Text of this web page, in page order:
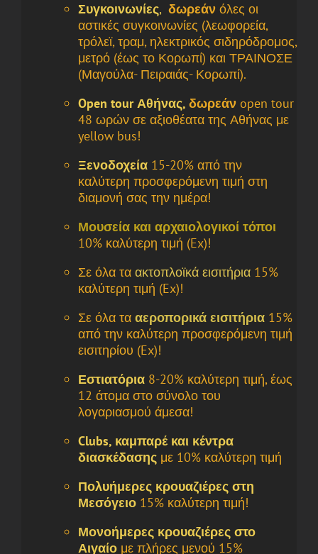
Συγκοινωνίες, δωρεάν όλες οι
αστικές συγκοινωνίες (λεωφορεία,
τρόλεϊ, τραμ, ηλεκτρικός σιδηρόδρομος,
μετρό (έως το Κορωπί) και ΤΡΑΙΝΟΣΕ
(Μαγούλα- Πειραιάς- Κορωπί).
Open tour Αθήνας, δωρεάν open tour
48 ωρών σε αξιοθέατα της Αθήνας με
yellow bus!
Ξενοδοχεία 15-20% από την
καλύτερη προσφερόμενη τιμή στη
διαμονή σας την ημέρα!
Μουσεία και αρχαιολογικοί τόποι
10% καλύτερη τιμή (Ex)!
Σε όλα τα ακτοπλοϊκά εισιτήρια 15%
καλύτερη τιμή (Ex)!
Σε όλα τα αεροπορικά εισιτήρια 15%
από την καλύτερη προσφερόμενη τιμή
εισιτηρίου (Ex)!
Εστιατόρια 8-20% καλύτερη τιμή, έως
12 άτομα στο σύνολο του
λογαριασμού άμεσα!
Clubs, καμπαρέ και κέντρα
διασκέδασης με 10% καλύτερη τιμή
Πολυήμερες κρουαζιέρες στη
Μεσόγειο 15% καλύτερη τιμή!
Μονοήμερες κρουαζιέρες στο
Αιγαίο με πλήρες μενού 15%